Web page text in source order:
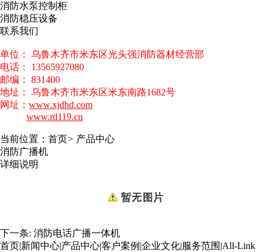
消防水泵控制柜
消防稳压设备
联系我们
单位： 乌鲁木齐市米东区光头强消防器材经营部
电话： 13565927080
邮编： 831400
地址： 乌鲁木齐市米东区米东南路1682号
网址： www.xjdhd.com
www.rd119.cn
当前位置： 首页> 产品中心
消防广播机
详细说明
下一条: 消防电话广播一体机
首页|新闻中心|产品中心|客户案例 |企业文化|服务范围 |All-Link